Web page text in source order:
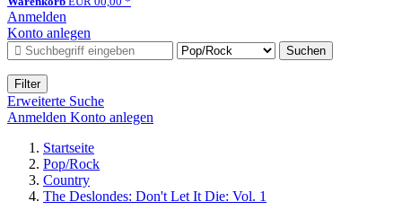
Anmelden
Konto anlegen
Suchen
Filter
Erweiterte Suche
Anmelden Konto anlegen
Startseite
Pop/Rock
Country
The Deslondes: Don't Let It Die: Vol. 1